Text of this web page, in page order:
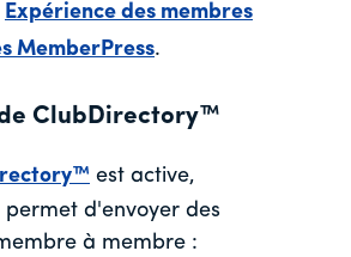
Expérience des membres
MemberPress.
ClubDirectory™
est active,
d'envoyer des
à membre :